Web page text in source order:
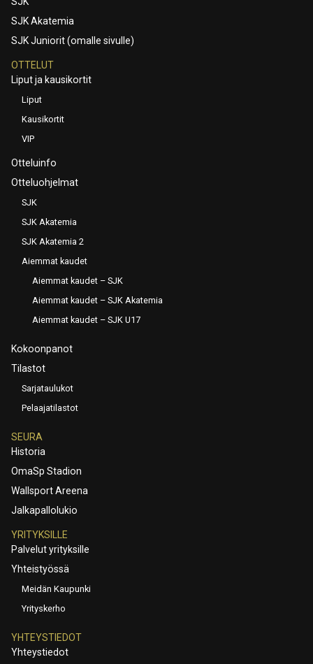
SJK Akatemia
SJK Juniorit (omalle sivulle)
OTTELUT
Liput ja kausikortit
Liput
Kausikortit
VIP
Otteluinfo
Otteluohjelmat
SJK
SJK Akatemia
SJK Akatemia 2
Aiemmat kaudet
Aiemmat kaudet – SJK
Aiemmat kaudet – SJK Akatemia
Aiemmat kaudet – SJK U17
Kokoonpanot
Tilastot
Sarjataulukot
Pelaajatilastot
SEURA
Historia
OmaSp Stadion
Wallsport Areena
Jalkapallolukio
YRITYKSILLE
Palvelut yrityksille
Yhteistyössä
Meidän Kaupunki
Yrityskerho
YHTEYSTIEDOT
Yhteystiedot